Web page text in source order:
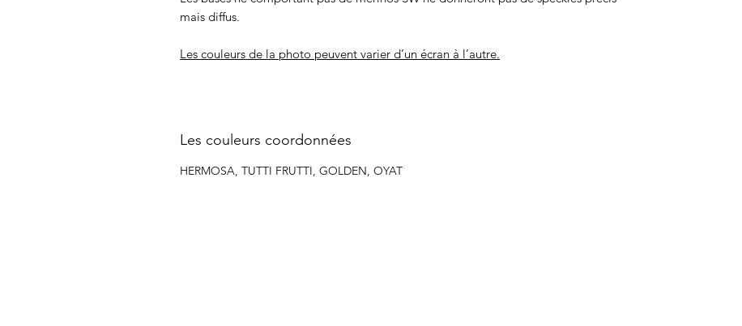
mais diffus.
Les couleurs de la photo peuvent varier d’un écran à l’autre.
Les couleurs coordonnées
HERMOSA, TUTTI FRUTTI, GOLDEN, OYAT